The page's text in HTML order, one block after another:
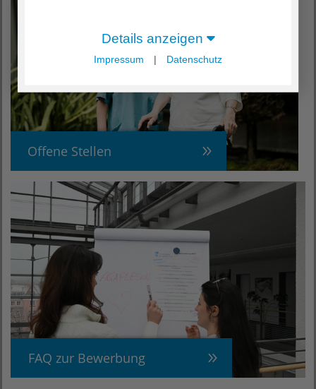
Offene Stellen
FAQ zur Bewerbung
Details anzeigen
Impressum | Datenschutz